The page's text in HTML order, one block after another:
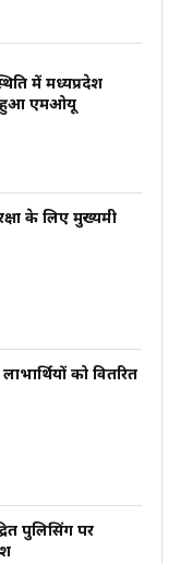
में मध्यप्रदेश
हुआ एमओयू
के लिए मुख्यमंत्री
को वितरित
पुलिसिंग पर